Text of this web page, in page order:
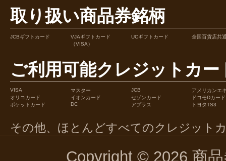
取り扱い商品券銘柄
JCBギフトカード
VJAギフトカード
（VISA）
UCギフトカード 全国百貨店共
ご利用可能クレジットカー
VISA マスター JCB
アメリカンエ
オリコカード
イオンカード セゾンカード
ドコモDカード
ポケットカード
DC アプラス トヨタTS3
その他、ほとんどすべてのクレジット
Copyright © 2026 商